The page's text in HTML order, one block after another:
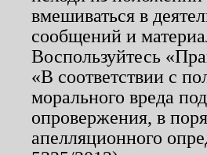
вмешиваться в
сообщений и
Воспользуйтесь
«В соответствии с
морального вреда
опровержения, в
апелляционного